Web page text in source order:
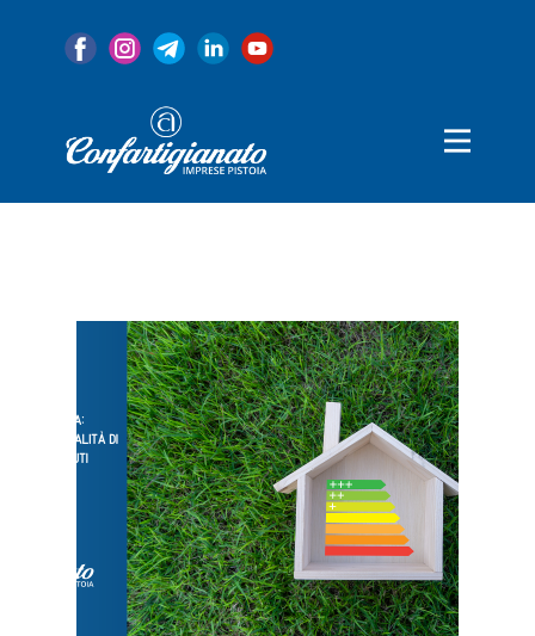
Associazione
Servizi
80 Anni